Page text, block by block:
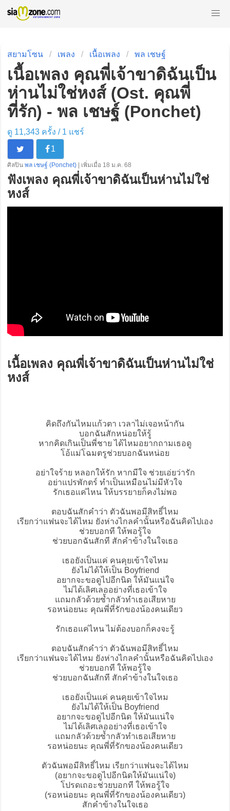
สยามโซน เพลง เนื้อเพลง พล เชษฐ์
เนื้อเพลง คุณพี่เจ้าขาดิฉันเป็น
ห่านไม่ใช่หงส์ (Ost. คุณพี่
ที่รัก) - พล เชษฐ์ (Ponchet)
ดู 11,343 ครั้ง / 1 แชร์
1
ศิลปิน พล เชษฐ์ (Ponchet) | เพิ่มเมื่อ 18 ม.ค. 68
ฟังเพลง คุณพี่เจ้าขาดิฉันเป็นห่านไม่ใช่
หงส์
เนื้อเพลง คุณพี่เจ้าขาดิฉันเป็นห่านไม่ใช่
หงส์
คิดถึงกันไหมแก้วตา เวลาไม่เจอหน้ากัน
บอกฉันสักหน่อยให้รู้
หากคิดเกินเป็นพี่ชาย ได้ไหมอยากถามเธอดู
โอ้แม่โฉมตรูช่วยบอกฉันหน่อย
อย่าใจร้าย หลอกให้รัก หากมีใจ ช่วยเอ่ยว่ารัก
อย่าแปรพักตร์ ทำเป็นเหมือนไม่มีหัวใจ
รักเธอแค่ไหน ให้บรรยายก็คงไม่พอ
ตอบฉันสักคำว่า ตัวฉันพอมีสิทธิ์ไหม
เรียกว่าแฟนจะได้ไหม ยังห่างไกลคำนั้นหรือฉันคิดไปเอง
ช่วยบอกที ให้พอรู้ใจ
ช่วยบอกฉันสักที สักคำข้างในใจเธอ
เธอยังเป็นแค่ คนคุยเข้าใจไหม
ยังไม่ได้ให้เป็น Boyfriend
อยากจะขอดูไปอีกนิด ให้มันแน่ใจ
ไม่ได้เลิศเลออย่างที่เธอเข้าใจ
แถมกลัวด้วยซ้ำกลัวทำเธอเสียหาย
รอหน่อยนะ คุณพี่ที่รักของน้องคนเดียว
รักเธอแค่ไหน ไม่ต้องบอกก็คงจะรู้
ตอบฉันสักคำว่า ตัวฉันพอมีสิทธิ์ไหม
เรียกว่าแฟนจะได้ไหม ยังห่างไกลคำนั้นหรือฉันคิดไปเอง
ช่วยบอกที ให้พอรู้ใจ
ช่วยบอกฉันสักที สักคำข้างในใจเธอ
เธอยังเป็นแค่ คนคุยเข้าใจไหม
ยังไม่ได้ให้เป็น Boyfriend
อยากจะขอดูไปอีกนิด ให้มันแน่ใจ
ไม่ได้เลิศเลออย่างที่เธอเข้าใจ
แถมกลัวด้วยซ้ำกลัวทำเธอเสียหาย
รอหน่อยนะ คุณพี่ที่รักของน้องคนเดียว
ตัวฉันพอมีสิทธิ์ไหม เรียกว่าแฟนจะได้ไหม
(อยากจะขอดูไปอีกนิดให้มันแน่ใจ)
โปรดเถอะช่วยบอกที ให้พอรู้ใจ
(รอหน่อยนะ คุณพี่ที่รักของน้องคนเดียว)
สักคำข้างในใจเธอ